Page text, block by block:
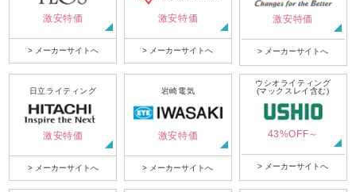
激安特価
> メーカーサイトへ
激安特価
> メーカーサイトへ
激安特価
> メーカーサイトへ
日立ライティング
激安特価
> メーカーサイトへ
岩崎電気
激安特価
> メーカーサイトへ
ウシオライティング
(マックスレイ含む)
43%OFF～
> メーカーサイトへ